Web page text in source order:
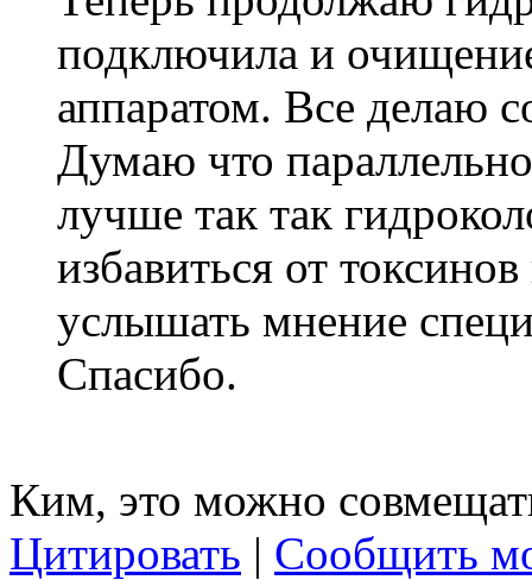
подключила и
аппаратом. Все делаю
Думаю что
лучше так так
избавиться от
услышать мнение
Спасибо.
Ким, это можно
Цитировать | Сообщить